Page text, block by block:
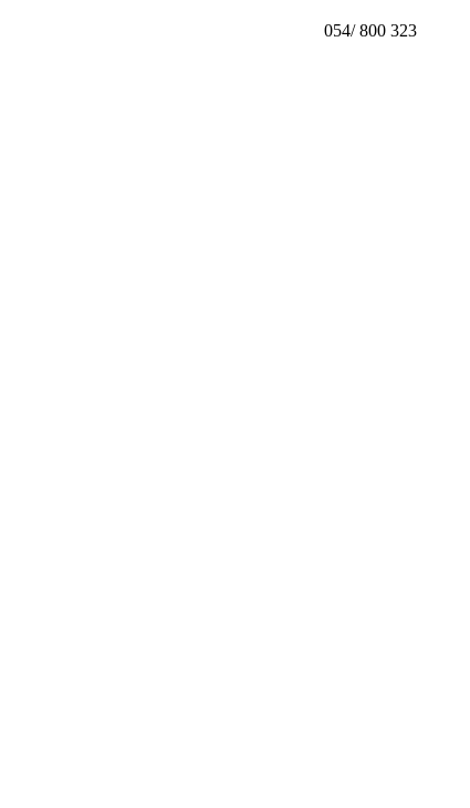
054/ 800 323